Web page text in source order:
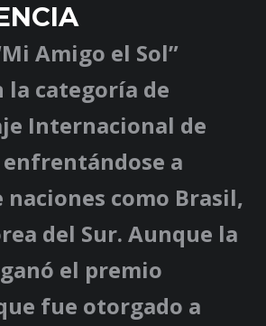
Amigo el Sol”
categoría de
Internacional de
enfrentándose a
naciones como Brasil,
del Sur. Aunque la
el premio
fue otorgado a